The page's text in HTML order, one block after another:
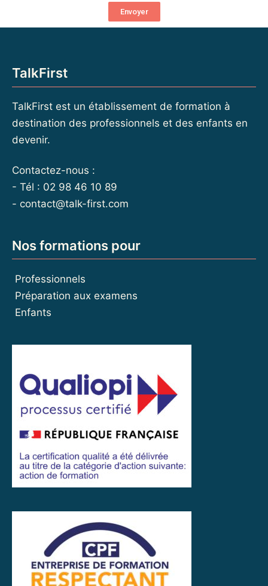
Envoyer
TalkFirst
TalkFirst est un établissement de formation à
destination des professionnels et des enfants en
devenir.
Contactez-nous :
- Tél : 02 98 46 10 89
- contact@talk-first.com
Nos formations pour
Professionnels
Préparation aux examens
Enfants